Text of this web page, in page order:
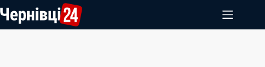
до
вмісту